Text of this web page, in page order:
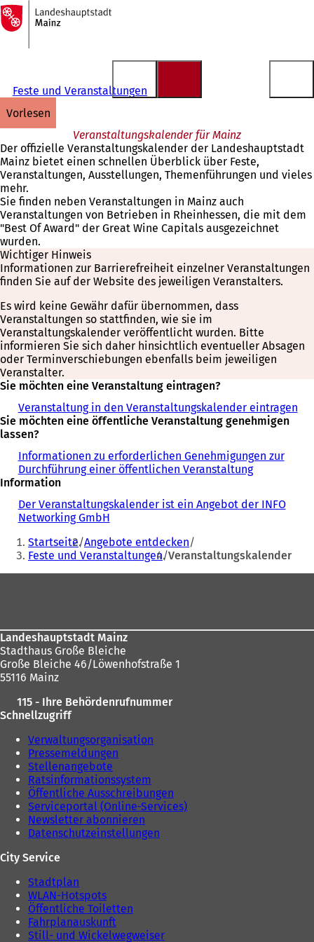
Inhalt anspringen
Zur
Startseite
Feste und Veranstaltungen
vorlesen
Veranstaltungskalender für Mainz
Der offizielle Veranstaltungskalender der Landeshauptstadt
Mainz bietet einen schnellen Überblick über Feste,
Veranstaltungen, Ausstellungen, Themenführungen und vieles
mehr.
Sie finden neben Veranstaltungen in Mainz auch
Veranstaltungen von Betrieben in Rheinhessen, die mit dem
"Best Of Award" der Great Wine Capitals ausgezeichnet
wurden.
Wichtiger Hinweis
Informationen zur Barrierefreiheit einzelner Veranstaltungen
finden Sie auf der Website des jeweiligen Veranstalters.
Es wird keine Gewähr dafür übernommen, dass
Veranstaltungen so stattfinden, wie sie im
Veranstaltungskalender veröffentlicht wurden. Bitte
informieren Sie sich daher hinsichtlich eventueller Absagen
oder Terminverschiebungen ebenfalls beim jeweiligen
Veranstalter.
Sie möchten eine Veranstaltung eintragen?
Veranstaltung in den Veranstaltungskalender eintragen
Sie möchten eine öffentliche Veranstaltung genehmigen
lassen?
Informationen zu erforderlichen Genehmigungen zur
Durchführung einer öffentlichen Veranstaltung
Information
Der Veranstaltungskalender ist ein Angebot der INFO
Networking GmbH
Sie
befinden
sich
Startseite Angebote entdecken
Feste und Veranstaltungen Veranstaltungskalender
Landeshauptstadt Mainz
Stadthaus Große Bleiche
Große Bleiche 46/Löwenhofstraße 1
55116 Mainz
115 - Ihre Behördenrufnummer
Schnellzugriff
Verwaltungsorganisation
Pressemeldungen
Stellenangebote
Ratsinformationssystem
Öffentliche Ausschreibungen
Serviceportal (Online-Services)
Newsletter abonnieren
Datenschutzeinstellungen
City Service
Stadtplan
WLAN-Hotspots
Öffentliche Toiletten
Fahrplanauskunft
Still- und Wickelwegweiser